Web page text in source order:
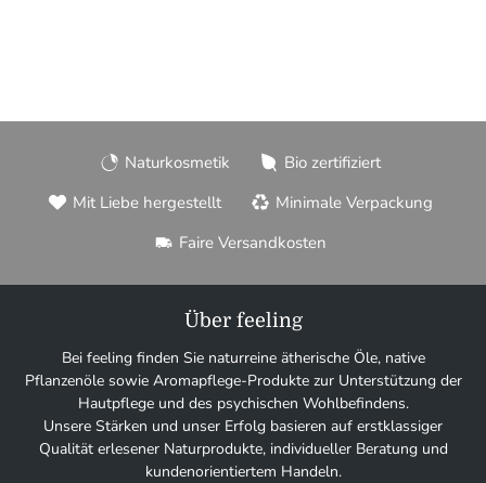
Naturkosmetik
Bio zertifiziert
Mit Liebe hergestellt
Minimale Verpackung
Faire Versandkosten
Über feeling
Bei feeling finden Sie naturreine ätherische Öle, native
Pflanzenöle sowie Aromapflege-Produkte zur Unterstützung der
Hautpflege und des psychischen Wohlbefindens.
Unsere Stärken und unser Erfolg basieren auf erstklassiger
Qualität erlesener Naturprodukte, individueller Beratung und
kundenorientiertem Handeln.